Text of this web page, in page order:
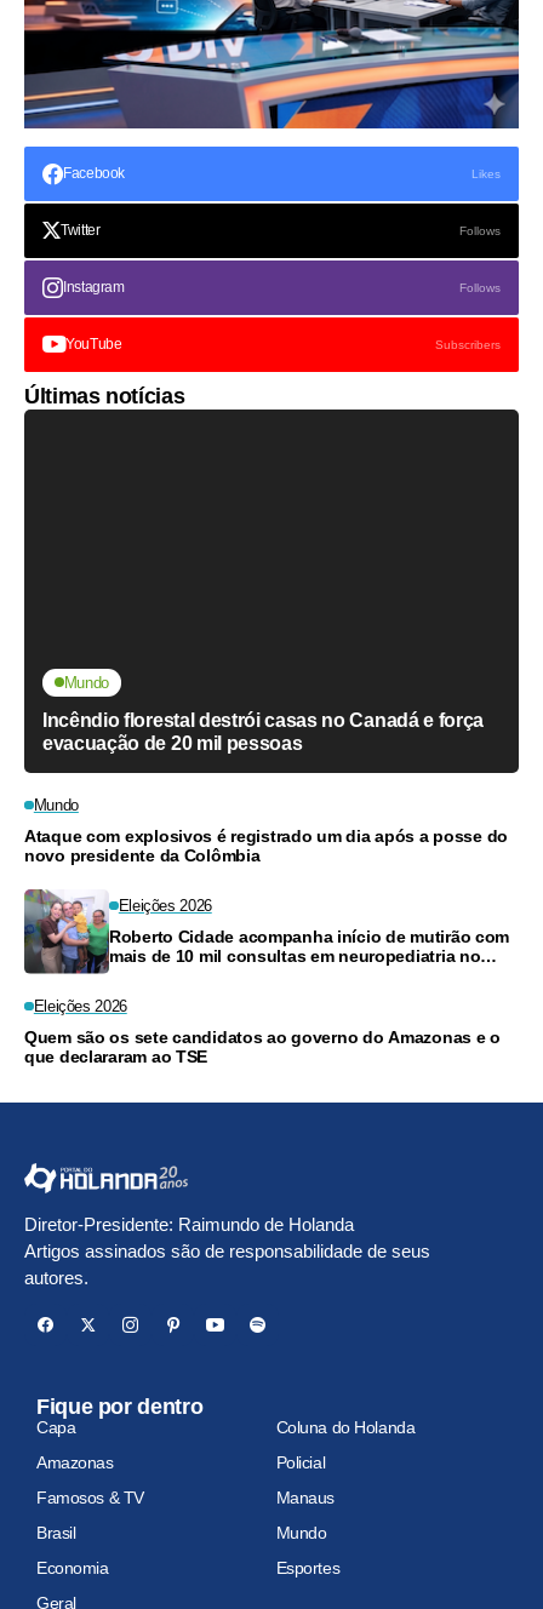
Facebook Likes
Twitter Follows
Instagram Follows
YouTube Subscribers
Últimas notícias
Mundo
Incêndio florestal destrói casas no Canadá e força
evacuação de 20 mil pessoas
Mundo
Ataque com explosivos é registrado um dia após a posse do
novo presidente da Colômbia
Eleições 2026
Roberto Cidade acompanha início de mutirão com
mais de 10 mil consultas em neuropediatria no
Eleições 2026
Quem são os sete candidatos ao governo do Amazonas e o
que declararam ao TSE
Diretor-Presidente: Raimundo de Holanda
Artigos assinados são de responsabilidade de seus
autores.
Fique por dentro
Capa
Coluna do Holanda
Amazonas
Policial
Famosos & TV
Manaus
Brasil
Mundo
Economia
Esportes
Geral